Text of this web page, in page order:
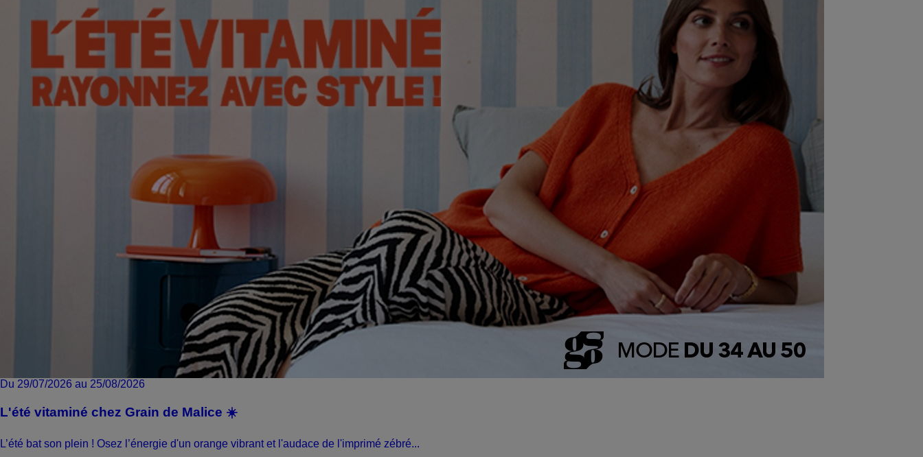
Du 29/07/2026 au 25/08/2026
L'été vitaminé chez Grain de Malice ☀️
L’été bat son plein ! Osez l’énergie d'un orange vibrant et l'audace de l'imprimé zébré...